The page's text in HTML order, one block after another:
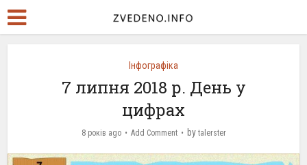
Інфографіка
7 липня 2018 р. День у
цифрах
8 років ago Add Comment by talerster